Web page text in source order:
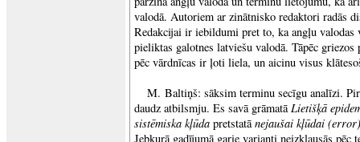
valodā. Autoriem ar zinātnisko redaktori radās
Redakcijai ir iebildumi pret to, ka angļu valodas
pieliktas galotnes latviešu valodā. Tāpēc
pēc vārdnīcas ir ļoti liela, un aicinu visus
M. Baltiņš: sāksim terminu secīgu analīzi.
daudz atbilsmju. Es savā grāmatāLietišķā
sistēmiska kļūda pretstatānejaušai kļūdai (error)
Jebkurā gadījumā garie varianti neizklausās